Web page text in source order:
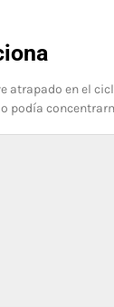
atrapado en el
podía